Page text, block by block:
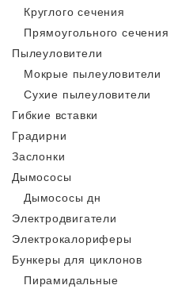
Круглого сечения
Прямоугольного сечения
Пылеуловители
Мокрые пылеуловители
Сухие пылеуловители
Гибкие вставки
Градирни
Заслонки
Дымососы
Дымососы дн
Электродвигатели
Электрокалориферы
Бункеры для циклонов
Пирамидальные